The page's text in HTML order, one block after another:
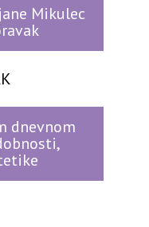
Mikulec
dnevnom